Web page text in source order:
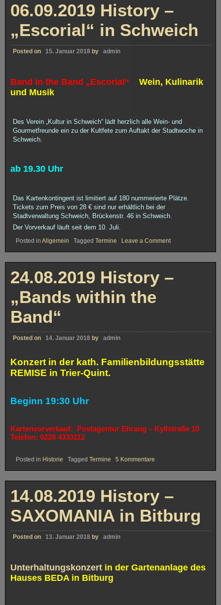
06.09.2019 History –
„Escorial“ in Schweich
Posted on 15. Januar 2018 by admin
Band in the Band „Escorial“ Wein, Kulinarik
und Musik
Des Verein „Kultur in Schweich“ lädt herzlich alle Wein- und
Gourmetfreunde ein zu der Kultfete zum Auftakt der Stadtwoche in
Schweich.
ab 19.30 Uhr
Das Kartenkontingent ist limitiert auf 180 nummerierte Plätze.
Tickets zum Preis von 28 € sind nur erhältlich bei der
Stadtverwaltung Schweich, Brückenstr. 46 in Schweich.
Der Vorverkauf läuft seit dem 10. Juli.
Posted in Allgemein Tagged Termine Leave a Commenton
History
–
Schweich
24.08.2019 History –
„Bands within the
Band“
Posted on 14. Januar 2018 by admin
Konzert in der kath. Familienbildungsstätte
REMISE in Trier-Quint.
Beginn 19:30 Uhr
Kartenvorverkauf: Postagentur Ehrang – Kyllstraße 10
Telefon: 0228 4333112
Posted in Historie Tagged Termine 5 Kommentare
History
–
within
the
14.08.2019 History –
SAXOMANIA in Bitburg
Posted on 13. Januar 2018 by admin
Unterhaltungskonzert in der Gartenanlage des
Hauses BEDA in Bitburg